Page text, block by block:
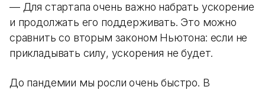
— Для стартапа очень важно набрать ускорение
и продолжать его поддерживать. Это можно
сравнить со вторым законом Ньютона: если не
прикладывать силу, ускорения не будет.
До пандемии мы росли очень быстро. В